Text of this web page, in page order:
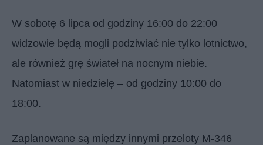
W sobotę 6 lipca od godziny 16:00 do 22:00
widzowie będą mogli podziwiać nie tylko lotnictwo,
ale również grę świateł na nocnym niebie.
Natomiast w niedzielę – od godziny 10:00 do
18:00.
Zaplanowane są między innymi przeloty M-346